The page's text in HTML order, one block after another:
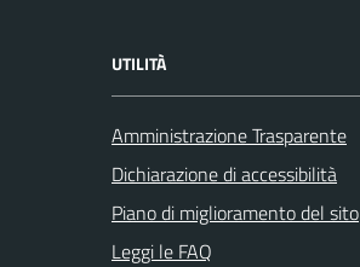
UTILITÀ
Amministrazione Trasparente
Dichiarazione di accessibilità
Piano di miglioramento del sito
Leggi le FAQ